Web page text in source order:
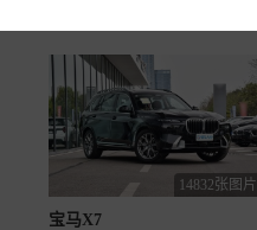
14832张图片
宝马X7